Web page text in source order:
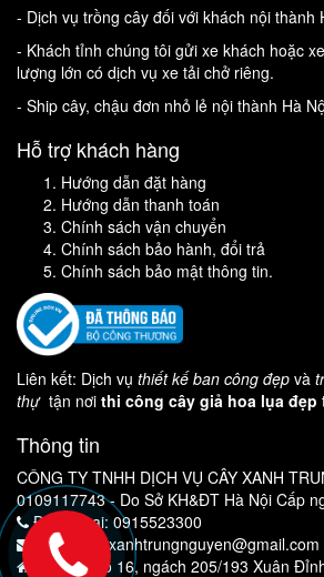
- Dịch vụ trồng cây đối với khách nội thành
- Khách tỉnh chúng tôi gửi xe khách hoặc
lượng lớn có dịch vụ xe tải chở riêng.
- Ship cây, chậu đơn nhỏ lẻ nội thành Hà
Hỗ trợ khách hàng
Hướng dẫn đặt hàng
Hướng dẫn thanh toán
Chính sách vận chuyển
Chính sách bảo hành, đổi trả
Chính sách bảo mật thông tin.
Liên kết: Dịch vụ thiết kế ban công đẹp và
thựtận nơi thi công cây giả hoa lụa đẹp
Thông tin
CÔNG TY TNHH DỊCH VỤ CÂY XANH
0109117743 - Do Sở KH&ĐT Hà Nội Cấp
Điện thoại: 0915523300
Email: cayxanhtrungnguyen@gmail.com
Địa chỉ: Số 16, ngách 205/193 Xuân